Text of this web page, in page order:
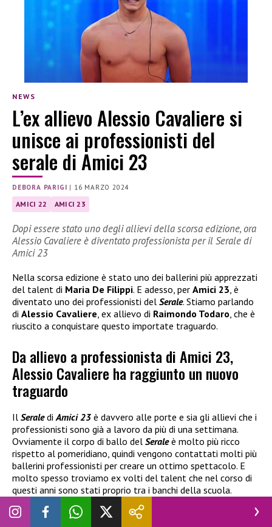
NEWS
L’ex allievo Alessio Cavaliere si
unisce ai professionisti del
serale di Amici 23
DEBORA PARIGI | 16 MARZO 2024
AMICI 22 AMICI 23
Dopi essere stato uno degli allievi della scorsa edizione, ora
Alessio Cavaliere è diventato professionista per il Serale di
Amici 23
Nella scorsa edizione è stato uno dei ballerini più apprezzati
del talent di Maria De Filippi. E adesso, per Amici 23 , è
diventato uno dei professionisti del Serale. Stiamo parlando
di Alessio Cavaliere , ex allievo di Raimondo Todaro , che è
riuscito a conquistare questo importate traguardo.
Da allievo a professionista di Amici 23,
Alessio Cavaliere ha raggiunto un nuovo
traguardo
Il SeralediAmici 23 è davvero alle porte e sia gli allievi che i
professionisti sono già a lavoro da più di una settimana.
Ovviamente il corpo di ballo del Seraleè molto più ricco
rispetto al pomeridiano, quindi vengono contattati molti più
ballerini professionisti per creare un ottimo spettacolo. E
molto spesso troviamo ex volti del talent che nel corso di
questi anni sono stati proprio tra i banchi della scuola.